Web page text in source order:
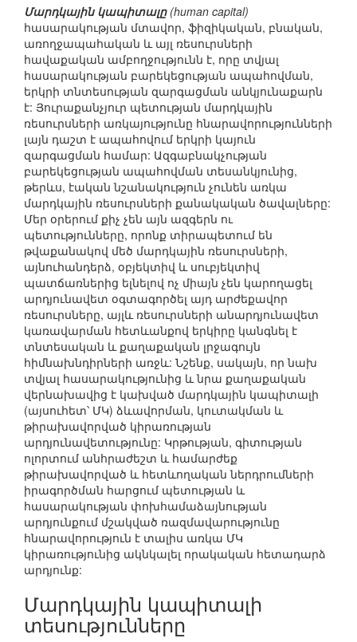
Մարդկային կապիտալը(human capital)
հասարակության մտավոր, ֆիզիկական, բնական,
առողջապահական և այլ ռեսուրսների
հավաքական ամբողջությունն է, որը տվյալ
հասարակության բարեկեցության ապահովման,
երկրի տնտեսության զարգացման անկյունաքարն
է: Յուրաքանչյուր պետության մարդկային
ռեսուրսների առկայությունը հնարավորությունների
լայն դաշտ է ապահովում երկրի կայուն
զարգացման համար: Ազգաբնակչության
բարեկեցության ապահովման տեսանկյունից,
թերևս, էական նշանակություն չունեն առկա
մարդկային ռեսուրսների քանակական ծավալները:
Մեր օրերում քիչ չեն այն ազգերն ու
պետությունները, որոնք տիրապետում են
թվաքանակով մեծ մարդկային ռեսուրսների,
այնուհանդերձ, օբյեկտիվ և սուբյեկտիվ
պատճառներից ելնելով ոչ միայն չեն կարողացել
արդյունավետ օգտագործել այդ արժեքավոր
ռեսուրսները, այլև ռեսուրսների անարդյունավետ
կառավարման հետևանքով երկիրը կանգնել է
տնտեսական և քաղաքական լրջագույն
հիմնախնդիրների առջև: Նշենք, սակայն, որ նախ
տվյալ հասարակությունից և նրա քաղաքական
վերնախավից է կախված մարդկային կապիտալի
(այսուհետ՝ ՄԿ) ձևավորման, կուտակման և
թիրախավորված կիրառության
արդյունավետությունը: Կրթության, գիտության
ոլորտում անհրաժեշտ և համարժեք
թիրախավորված և հետևողական ներդրումների
իրագործման հարցում պետության և
հասարակության փոխհամաձայնության
արդյունքում մշակված ռազմավարությունը
հնարավորություն է տալիս առկա ՄԿ
կիրառությունից ակնկալել որակական հետադարձ
արդյունք:
Մարդկային կապիտալի
տեսությունները